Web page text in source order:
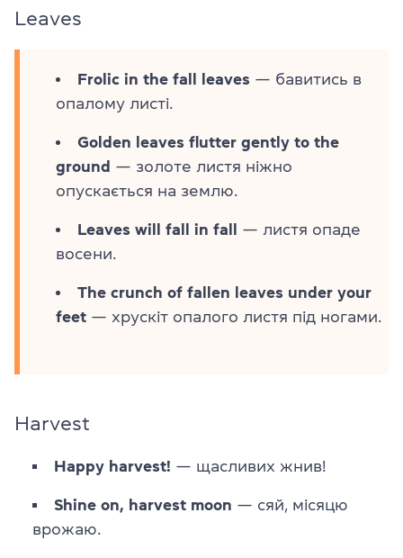
Leaves
Frolic in the fall leaves — бавитись в
опалому листі.
Golden leaves flutter gently to the
ground — золоте листя ніжно
опускається на землю.
Leaves will fall in fall
— листя опаде
восени.
The crunch of fallen leaves under your
feet — хрускіт опалого листя під ногами.
Harvest
Happy harvest! — щасливих жнив!
Shine on, harvest moon — сяй, місяцю
врожаю.